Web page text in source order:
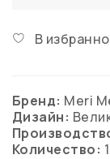
В
Бренд: Meri
Дизайн:
Количество: